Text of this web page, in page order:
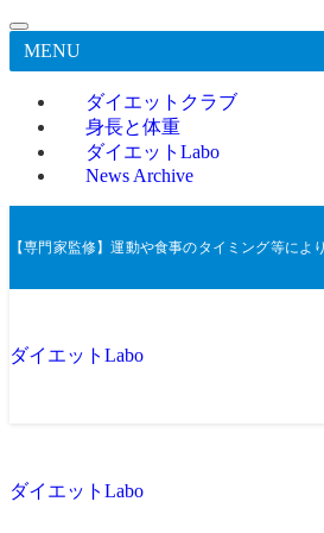
MENU
ダイエットクラブ
身長と体重
ダイエットLabo
News Archive
【専門家監修】運動や食事のタイミング等に
ダイエットLabo
ダイエットLabo